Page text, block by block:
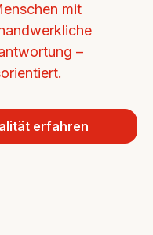
mit
–
erfahren